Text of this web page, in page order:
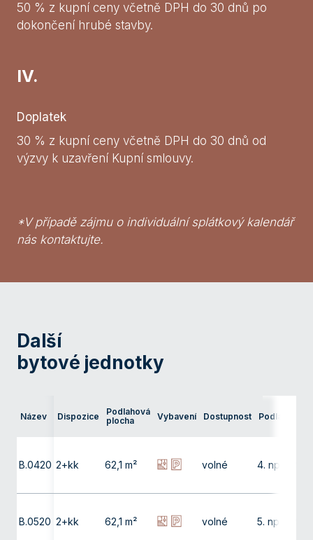
50 % z kupní ceny včetně DPH do 30 dnů po
dokončení hrubé stavby.
IV.
Doplatek
30 % z kupní ceny včetně DPH do 30 dnů od
výzvy k uzavření Kupní smlouvy.
*V případě zájmu o individuální splátkový kalendář
nás kontaktujte.
Další
bytové jednotky
Název Dispozice
Podlahová
plocha
Vybavení Dostupnost Podlaží
B.0420 2+kk 62,1 m² volné 4. np
B.0520 2+kk 62,1 m² volné 5. np